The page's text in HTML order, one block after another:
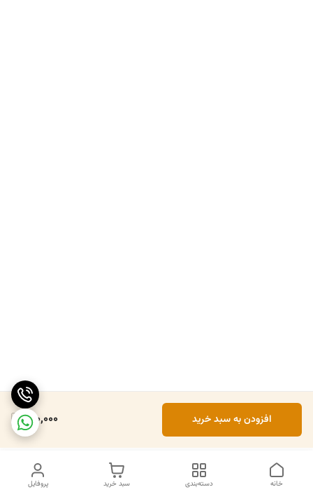
150,000 افزودن به سبد خرید
پروفایل سبد خرید دسته‌بندی خانه